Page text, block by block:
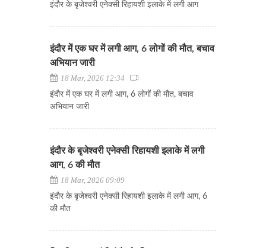
इंदौर के बृजेश्वरी एनेक्सी रिहायशी इलाके में लगी आग
इंदौर में एक घर में लगी आग, 6 लोगों की मौत, बचाव
अभियान जारी
18 Mar, 2026 12:34
इंदौर में एक घर में लगी आग, 6 लोगों की मौत, बचाव
अभियान जारी
इंदौर के बृजेश्वरी एनेक्सी रिहायशी इलाके में लगी
आग, 6 की मौत
18 Mar, 2026 09:09
इंदौर के बृजेश्वरी एनेक्सी रिहायशी इलाके में लगी आग, 6
की मौत